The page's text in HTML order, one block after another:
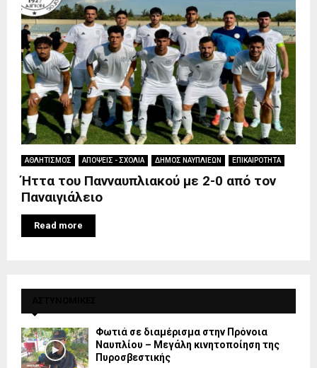
ΑΘΛΗΤΙΣΜΟΣ ΑΠΟΨΕΙΣ - ΣΧΟΛΙΑ ΔΗΜΟΣ ΝΑΥΠΛΙΕΩΝ ΕΠΙΚΑΙΡΟΤΗΤΑ
Ήττα του Πανναυπλιακού με 2-0 από τον
Παναιγιάλειο
Read more
Φωτιά σε διαμέρισμα στην Πρόνοια
Ναυπλίου – Μεγάλη κινητοποίηση της
Πυροσβεστικής